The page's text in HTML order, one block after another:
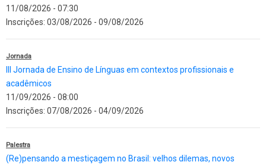
11/08/2026 - 07:30
Inscrições: 03/08/2026 - 09/08/2026
Jornada
III Jornada de Ensino de Línguas em contextos profissionais e
acadêmicos
11/09/2026 - 08:00
Inscrições: 07/08/2026 - 04/09/2026
Palestra
(Re)pensando a mestiçagem no Brasil: velhos dilemas, novos